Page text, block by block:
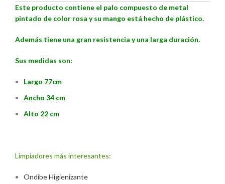
Este producto contiene el palo compuesto de metal
pintado de color rosa y su mango está hecho de plástico.
Además tiene una gran resistencia y una larga duración.
Sus medidas son:
Largo 77cm
Ancho 34 cm
Alto 22 cm
Limpiadores más interesantes:
Ondibe Higienizante